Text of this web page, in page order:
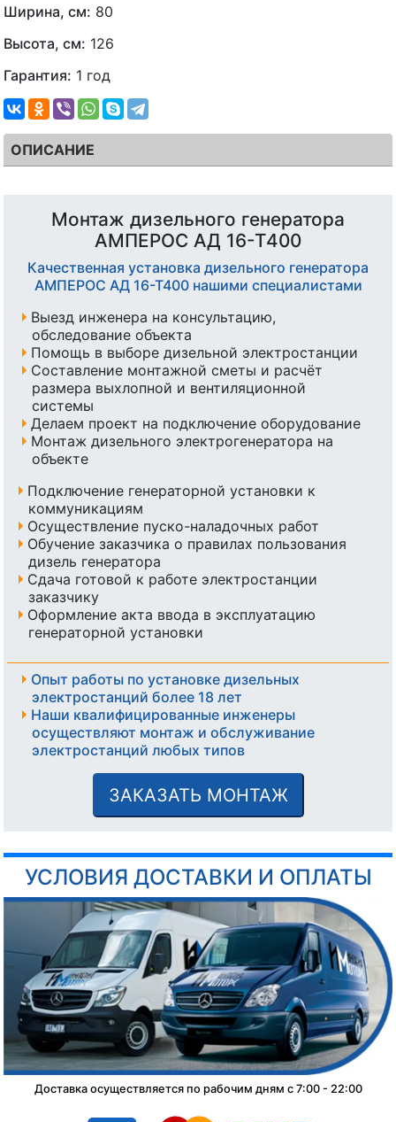
Ширина, см: 80
Высота, см: 126
Гарантия: 1 год
ОПИСАНИЕ
Монтаж дизельного генератора
АМПЕРОС АД 16-Т400
Качественная установка дизельного генератора
АМПЕРОС АД 16-Т400 нашими специалистами
Выезд инженера на консультацию,
обследование объекта
Помощь в выборе дизельной электростанции
Составление монтажной сметы и расчёт
размера выхлопной и вентиляционной
системы
Делаем проект на подключение оборудование
Монтаж дизельного электрогенератора на
объекте
Подключение генераторной установки к
коммуникациям
Осуществление пуско-наладочных работ
Обучение заказчика о правилах пользования
дизель генератора
Сдача готовой к работе электростанции
заказчику
Оформление акта ввода в эксплуатацию
генераторной установки
Опыт работы по установке дизельных
электростанций более 18 лет
Наши квалифицированные инженеры
осуществляют монтаж и обслуживание
электростанций любых типов
ЗАКАЗАТЬ МОНТАЖ
УСЛОВИЯ ДОСТАВКИ И ОПЛАТЫ
Доставка осуществляется по рабочим дням с 7:00 - 22:00